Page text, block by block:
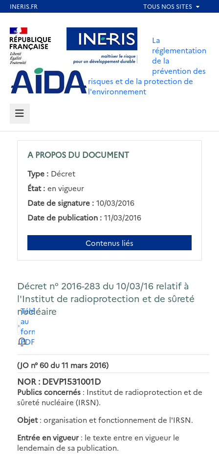
contenu
principal
Aller au contenu Aller au menu
Aller au pied de page
La
réglementation
de la
prévention des
risques et de la protection de
l'environnement
MENU
A PROPOS DU DOCUMENT
Type : Décret
État : en vigueur
Date de signature : 10/03/2016
Date de publication : 11/03/2016
Contenus liés
Décret n° 2016-283 du 10/03/16 relatif à
l'Institut de radioprotection et de sûreté
nucléaire
Télécharger
au
format
PDF
(JO n° 60 du 11 mars 2016)
NOR : DEVP1531001D
Publics concernés : Institut de radioprotection et de
sûreté nucléaire (IRSN).
Objet: organisation et fonctionnement de l'IRSN.
Entrée en vigueur : le texte entre en vigueur le
lendemain de sa publication.